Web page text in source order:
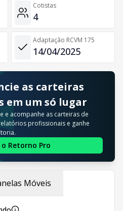
Cotistas
4
Adaptação RCVM 175
14/04/2025
as carteiras
em um só lugar
e acompanhe as carteiras de
profissionais e ganhe
o Retorno Pro
Móveis